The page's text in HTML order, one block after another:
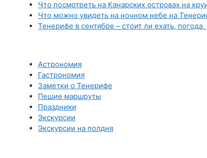
Что посмотреть на Канарских островах на
Что можно увидеть на ночном небе на
Тенерифе в сентябре – стоит ли ехать, погода,
Астрономия
Гастрономия
Заметки о Тенерифе
Пешие маршруты
Праздники
Экскурсии
Экскурсии на полдня